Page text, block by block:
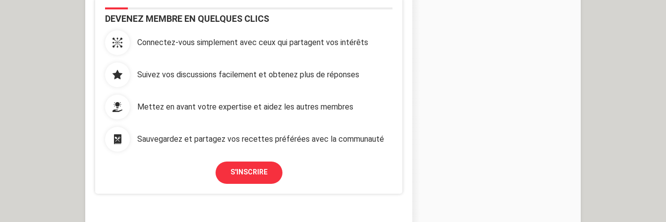
DEVENEZ MEMBRE EN QUELQUES CLICS
Connectez-vous simplement avec ceux qui partagent vos intérêts
Suivez vos discussions facilement et obtenez plus de réponses
Mettez en avant votre expertise et aidez les autres membres
Sauvegardez et partagez vos recettes préférées avec la communauté
S'INSCRIRE